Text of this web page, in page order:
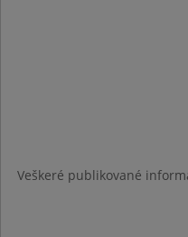
Veškeré publikované